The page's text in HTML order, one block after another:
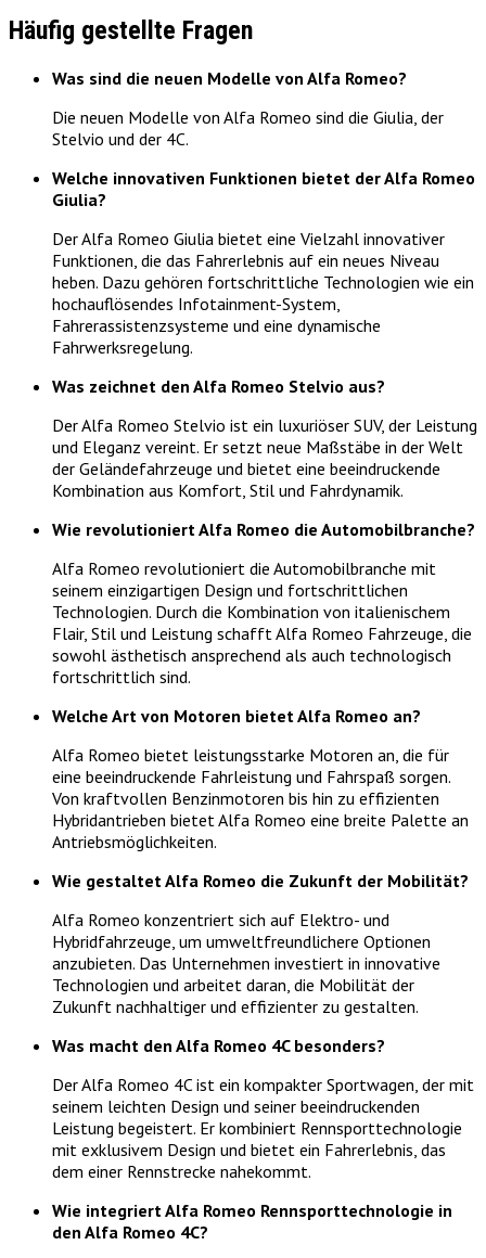
Häufig gestellte Fragen
Was sind die neuen Modelle von Alfa Romeo?
Die neuen Modelle von Alfa Romeo sind die Giulia, der
Stelvio und der 4C.
Welche innovativen Funktionen bietet der Alfa Romeo
Giulia?
Der Alfa Romeo Giulia bietet eine Vielzahl innovativer
Funktionen, die das Fahrerlebnis auf ein neues Niveau
heben. Dazu gehören fortschrittliche Technologien wie ein
hochauflösendes Infotainment-System,
Fahrerassistenzsysteme und eine dynamische
Fahrwerksregelung.
Was zeichnet den Alfa Romeo Stelvio aus?
Der Alfa Romeo Stelvio ist ein luxuriöser SUV, der Leistung
und Eleganz vereint. Er setzt neue Maßstäbe in der Welt
der Geländefahrzeuge und bietet eine beeindruckende
Kombination aus Komfort, Stil und Fahrdynamik.
Wie revolutioniert Alfa Romeo die Automobilbranche?
Alfa Romeo revolutioniert die Automobilbranche mit
seinem einzigartigen Design und fortschrittlichen
Technologien. Durch die Kombination von italienischem
Flair, Stil und Leistung schafft Alfa Romeo Fahrzeuge, die
sowohl ästhetisch ansprechend als auch technologisch
fortschrittlich sind.
Welche Art von Motoren bietet Alfa Romeo an?
Alfa Romeo bietet leistungsstarke Motoren an, die für
eine beeindruckende Fahrleistung und Fahrspaß sorgen.
Von kraftvollen Benzinmotoren bis hin zu effizienten
Hybridantrieben bietet Alfa Romeo eine breite Palette an
Antriebsmöglichkeiten.
Wie gestaltet Alfa Romeo die Zukunft der Mobilität?
Alfa Romeo konzentriert sich auf Elektro- und
Hybridfahrzeuge, um umweltfreundlichere Optionen
anzubieten. Das Unternehmen investiert in innovative
Technologien und arbeitet daran, die Mobilität der
Zukunft nachhaltiger und effizienter zu gestalten.
Was macht den Alfa Romeo 4C besonders?
Der Alfa Romeo 4C ist ein kompakter Sportwagen, der mit
seinem leichten Design und seiner beeindruckenden
Leistung begeistert. Er kombiniert Rennsporttechnologie
mit exklusivem Design und bietet ein Fahrerlebnis, das
dem einer Rennstrecke nahekommt.
Wie integriert Alfa Romeo Rennsporttechnologie in
den Alfa Romeo 4C?